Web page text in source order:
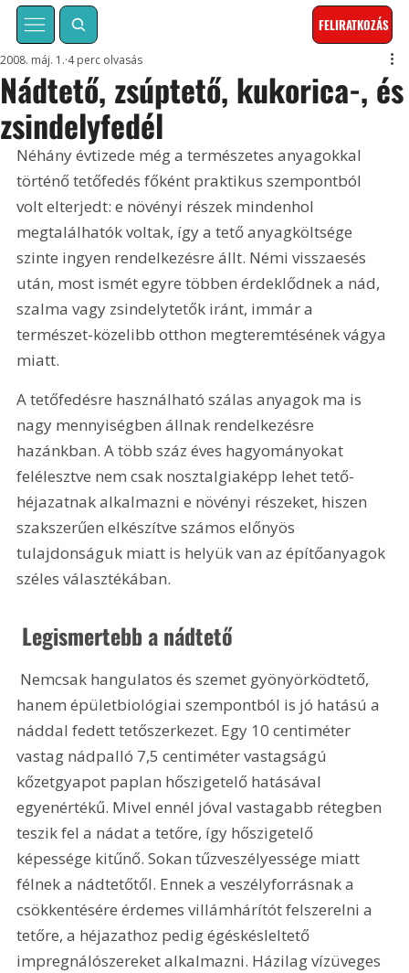
FELIRATKOZÁS
Nádtető, zsúptető, kukorica-, és
zsindelyfedél
2008. máj. 1. 4 perc olvasás
Néhány évtizede még a természetes anyagokkal
történő tetőfedés főként praktikus szempontból
volt elterjedt: e növényi részek mindenhol
megtalálhatók voltak, így a tető anyagköltsége
szinte ingyen rendelkezésre állt. Némi visszaesés
után, most ismét egyre többen érdeklődnek a nád,
szalma vagy zsindelytetők iránt, immár a
természet-közelibb otthon megteremtésének vágya
miatt.
A tetőfedésre használható szálas anyagok ma is
nagy mennyiségben állnak rendelkezésre
hazánkban. A több száz éves hagyományokat
felélesztve nem csak nosztalgiaképp lehet tető-
héjazatnak alkalmazni e növényi részeket, hiszen
szakszerűen elkészítve számos előnyös
tulajdonságuk miatt is helyük van az építőanyagok
széles választékában.
Legismertebb a nádtető
hanem épületbiológiai szempontból is jó hatású a
náddal fedett tetőszerkezet. Egy 10 centiméter
vastag nádpalló 7,5 centiméter vastagságú
kőzetgyapot paplan hőszigetelő hatásával
egyenértékű. Mivel ennél jóval vastagabb rétegben
teszik fel a nádat a tetőre, így hőszigetelő
képessége kitűnő. Sokan tűzveszélyessége miatt
félnek a nádtetőtől. Ennek a veszélyforrásnak a
csökkentésére érdemes villámhárítót felszerelni a
tetőre, a héjazathoz pedig égéskésleltető
impregnálószereket alkalmazni. Házilag vízüveges